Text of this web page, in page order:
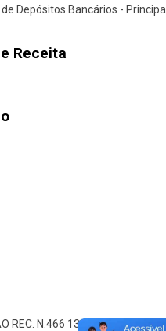
Depósitos Bancários - Principal
Receita
REC. N.466 1321.00.1.1.05